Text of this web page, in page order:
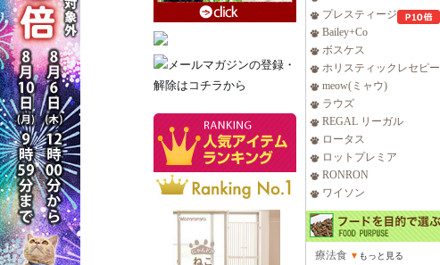
プレスティージ
Bailey+Co
ボスケス
ホリスティックレセピー
meow(ミャウ)
ラウズ
REGAL リーガル
ロータス
ロットプレミア
RONRON
ワイソン
療法食 ▼ もっと見る